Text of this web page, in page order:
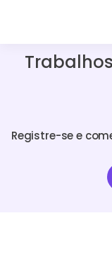
Registre-se e